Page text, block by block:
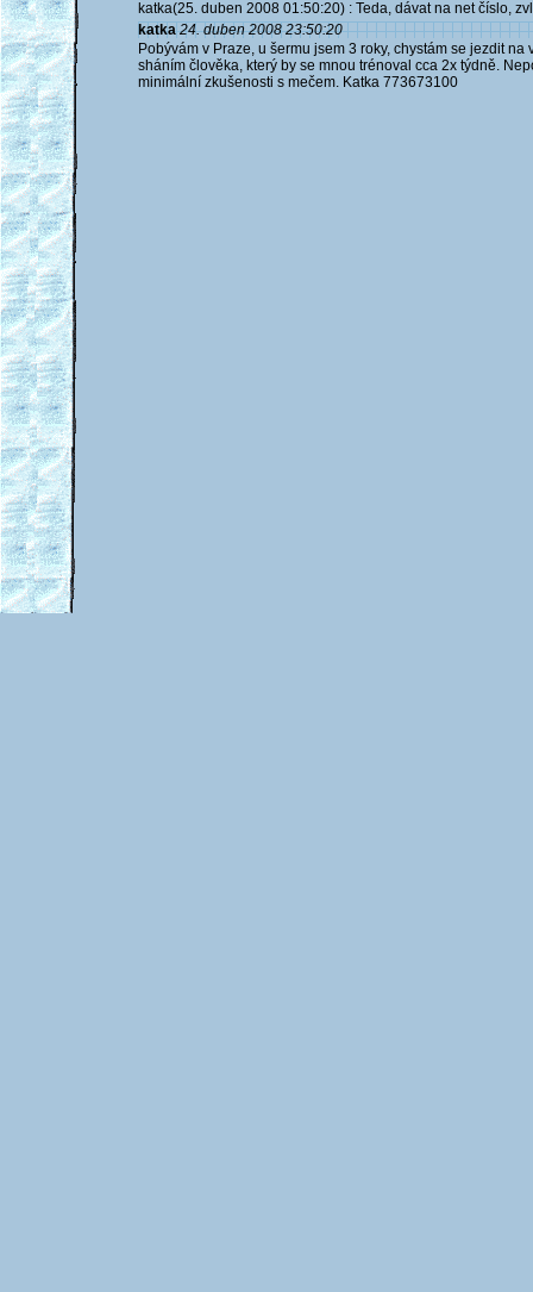
katka(25. duben 2008 01:50:20) : Teda, dávat na net číslo,
katka 24. duben 2008 23:50:20
Pobývám v Praze, u šermu jsem 3 roky, chystám se jezdit
sháním člověka, který by se mnou trénoval cca 2x týdně.
minimální zkušenosti s mečem. Katka 773673100